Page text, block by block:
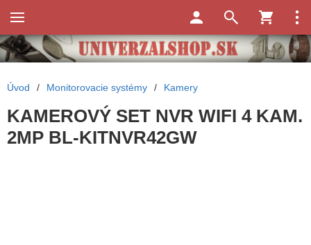
Úvod / Monitorovacie systémy / Kamery
KAMEROVÝ SET NVR WIFI 4 KAM.
2MP BL-KITNVR42GW